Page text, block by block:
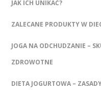
JAK ICH UNIKAĆ?
ZALECANE PRODUKTY W
JOGA NA ODCHUDZANIE –
ZDROWOTNE
DIETA JOGURTOWA –